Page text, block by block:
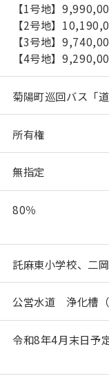
【1号地】
【2号地】
【3号地】
【4号地】
菊陽町巡回バス「
所有権
無指定
80％
託麻東小学校、二
公営水道 浄化槽
令和8年4月末日予